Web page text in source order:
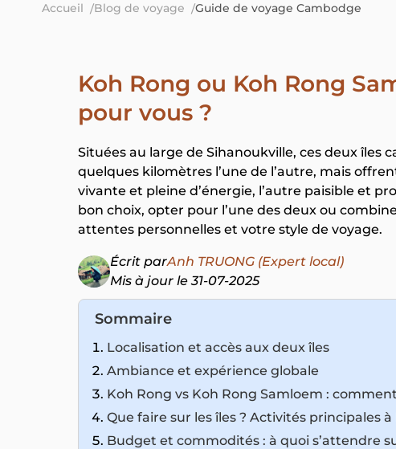
Accueil Blog de voyage Guide de voyage Cambodge
Koh Rong ou Koh Rong
pour vous ?
Situées au large de Sihanoukville, ces deux îles
quelques kilomètres l’une de l’autre, mais
vivante et pleine d’énergie, l’autre paisible et
bon choix, opter pour l’une des deux ou
attentes personnelles et votre style de voyage.
Écrit parAnh TRUONG (Expert local)
Mis à jour le 31-07-2025
Sommaire
Localisation et accès aux deux îles
Ambiance et expérience globale
Koh Rong vs Koh Rong Samloem :
Que faire sur les îles ? Activités principales
Budget et commodités : à quoi s’attendre